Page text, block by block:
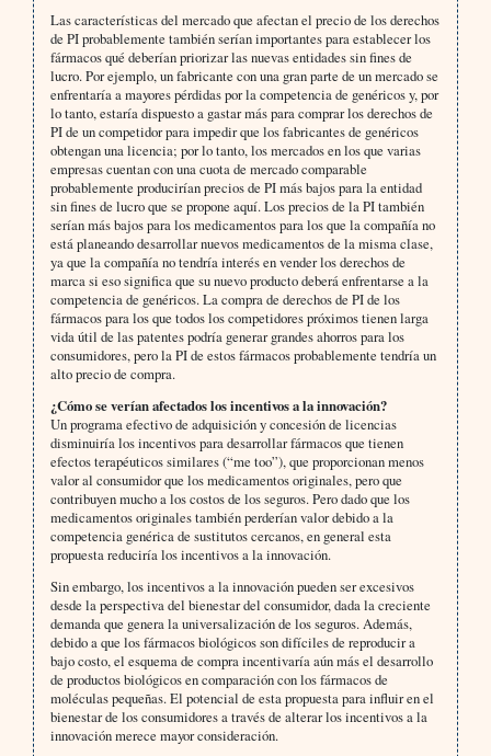
Las características del mercado que afectan el precio de los derechos
de PI probablemente también serían importantes para establecer los
fármacos qué deberían priorizar las nuevas entidades sin fines de
lucro. Por ejemplo, un fabricante con una gran parte de un mercado se
enfrentaría a mayores pérdidas por la competencia de genéricos y, por
lo tanto, estaría dispuesto a gastar más para comprar los derechos de
PI de un competidor para impedir que los fabricantes de genéricos
obtengan una licencia; por lo tanto, los mercados en los que varias
empresas cuentan con una cuota de mercado comparable
probablemente producirían precios de PI más bajos para la entidad
sin fines de lucro que se propone aquí. Los precios de la PI también
serían más bajos para los medicamentos para los que la compañía no
está planeando desarrollar nuevos medicamentos de la misma clase,
ya que la compañía no tendría interés en vender los derechos de
marca si eso significa que su nuevo producto deberá enfrentarse a la
competencia de genéricos. La compra de derechos de PI de los
fármacos para los que todos los competidores próximos tienen larga
vida útil de las patentes podría generar grandes ahorros para los
consumidores, pero la PI de estos fármacos probablemente tendría un
alto precio de compra.
¿Cómo se verían afectados los incentivos a la innovación?
Un programa efectivo de adquisición y concesión de licencias
disminuiría los incentivos para desarrollar fármacos que tienen
efectos terapéuticos similares (“me too”), que proporcionan menos
valor al consumidor que los medicamentos originales, pero que
contribuyen mucho a los costos de los seguros. Pero dado que los
medicamentos originales también perderían valor debido a la
competencia genérica de sustitutos cercanos, en general esta
propuesta reduciría los incentivos a la innovación.
Sin embargo, los incentivos a la innovación pueden ser excesivos
desde la perspectiva del bienestar del consumidor, dada la creciente
demanda que genera la universalización de los seguros. Además,
debido a que los fármacos biológicos son difíciles de reproducir a
bajo costo, el esquema de compra incentivaría aún más el desarrollo
de productos biológicos en comparación con los fármacos de
moléculas pequeñas. El potencial de esta propuesta para influir en el
bienestar de los consumidores a través de alterar los incentivos a la
innovación merece mayor consideración.